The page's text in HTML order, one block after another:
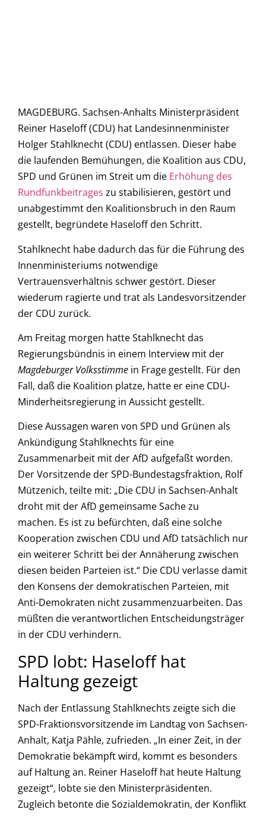
MAGDEBURG. Sachsen-Anhalts Ministerpräsident
Reiner Haseloff (CDU) hat Landesinnenminister
Holger Stahlknecht (CDU) entlassen. Dieser habe
die laufenden Bemühungen, die Koalition aus CDU,
SPD und Grünen im Streit um die Erhöhung des
Rundfunkbeitrages zu stabilisieren, gestört und
unabgestimmt den Koalitionsbruch in den Raum
gestellt, begründete Haseloff den Schritt.
Stahlknecht habe dadurch das für die Führung des
Innenministeriums notwendige
Vertrauensverhältnis schwer gestört. Dieser
wiederum ragierte und trat als Landesvorsitzender
der CDU zurück.
Am Freitag morgen hatte Stahlknecht das
Regierungsbündnis in einem Interview mit der
Magdeburger Volksstimme in Frage gestellt. Für den
Fall, daß die Koalition platze, hatte er eine CDU-
Minderheitsregierung in Aussicht gestellt.
Diese Aussagen waren von SPD und Grünen als
Ankündigung Stahlknechts für eine
Zusammenarbeit mit der AfD aufgefaßt worden.
Der Vorsitzende der SPD-Bundestagsfraktion, Rolf
Mützenich, teilte mit: „Die CDU in Sachsen-Anhalt
droht mit der AfD gemeinsame Sache zu
machen. Es ist zu befürchten, daß eine solche
Kooperation zwischen CDU und AfD tatsächlich nur
ein weiterer Schritt bei der Annäherung zwischen
diesen beiden Parteien ist.“ Die CDU verlasse damit
den Konsens der demokratischen Parteien, mit
Anti-Demokraten nicht zusammenzuarbeiten. Das
müßten die verantwortlichen Entscheidungsträger
in der CDU verhindern.
SPD lobt: Haseloff hat
Haltung gezeigt
Nach der Entlassung Stahlknechts zeigte sich die
SPD-Fraktionsvorsitzende im Landtag von Sachsen-
Anhalt, Katja Pähle, zufrieden. „In einer Zeit, in der
Demokratie bekämpft wird, kommt es besonders
auf Haltung an. Reiner Haseloff hat heute Haltung
gezeigt“, lobte sie den Ministerpräsidenten.
Zugleich betonte die Sozialdemokratin, der Konflikt